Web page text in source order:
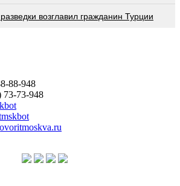
возглавил гражданин Турции
88-948
73-73-948